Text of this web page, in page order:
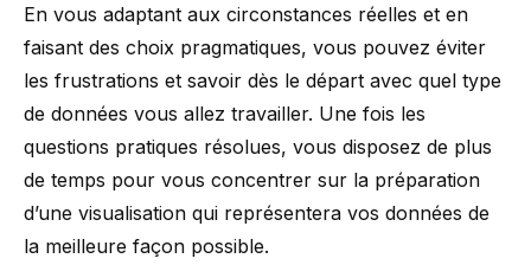
En vous adaptant aux circonstances réelles et en
faisant des choix pragmatiques, vous pouvez éviter
les frustrations et savoir dès le départ avec quel type
de données vous allez travailler. Une fois les
questions pratiques résolues, vous disposez de plus
de temps pour vous concentrer sur la préparation
d’une visualisation qui représentera vos données de
la meilleure façon possible.